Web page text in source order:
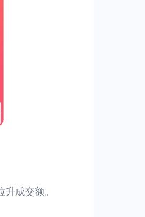
成交额。